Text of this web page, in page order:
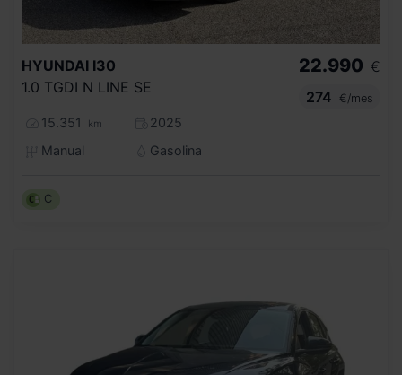
HYUNDAI I30
1.0 TGDI N LINE SE
15.351 km
2025
Manual
Gasolina
22.990 €
274
€/mes
C